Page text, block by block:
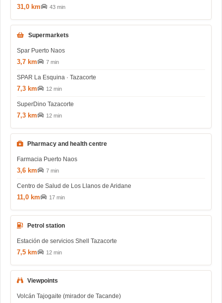
31,0 km 43 min
Supermarkets
Spar Puerto Naos
3,7 km 7 min
SPAR La Esquina · Tazacorte
7,3 km 12 min
SuperDino Tazacorte
7,3 km 12 min
Pharmacy and health centre
Farmacia Puerto Naos
3,6 km 7 min
Centro de Salud de Los Llanos de Aridane
11,0 km 17 min
Petrol station
Estación de servicios Shell Tazacorte
7,5 km 12 min
Viewpoints
Volcán Tajogaite (mirador de Tacande)